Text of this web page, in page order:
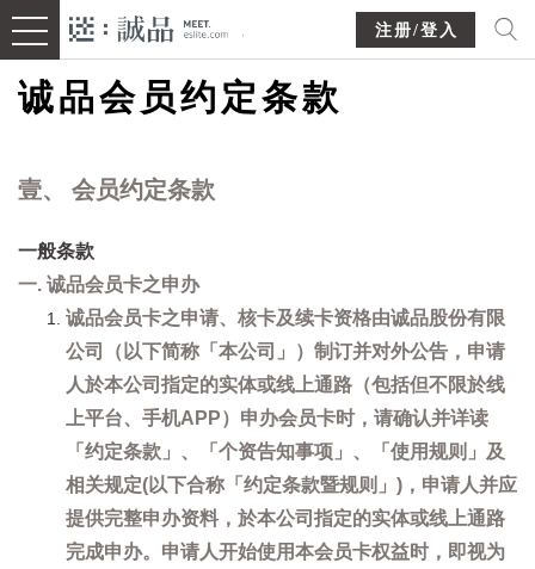
注册/登入
诚品会员约定条款
壹、 会员约定条款
一般条款
一. 诚品会员卡之申办
诚品会员卡之申请、核卡及续卡资格由诚品股份有限
公司（以下简称「本公司」）制订并对外公告，申请
人於本公司指定的实体或线上通路（包括但不限於线
上平台、手机APP）申办会员卡时，请确认并详读
「约定条款」、「个资告知事项」、「使用规则」及
相关规定(以下合称「约定条款暨规则」)，申请人并应
提供完整申办资料，於本公司指定的实体或线上通路
完成申办。申请人开始使用本会员卡权益时，即视为